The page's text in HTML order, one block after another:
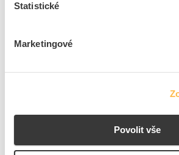
Statistické
Marketingové
Povolit vše
Přidat k porovnání
PLASTIM Ventilátor
EAN
Cena s DPH
ks